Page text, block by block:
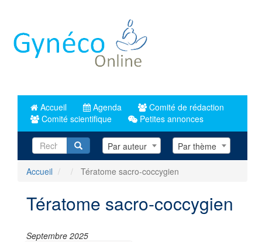
principal
Accueil Agenda
Comité de rédaction
Comité scientifique
Petites annonces
RecherchePar auteur Par thème
Accueil Tératome sacro-coccygien
Tératome sacro-coccygien
Septembre 2025